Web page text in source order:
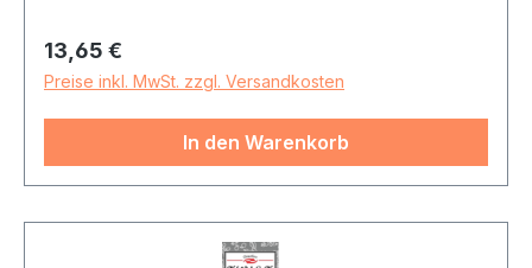
Regulärer Preis:
13,65 €
Preise inkl. MwSt. zzgl. Versandkosten
In den Warenkorb